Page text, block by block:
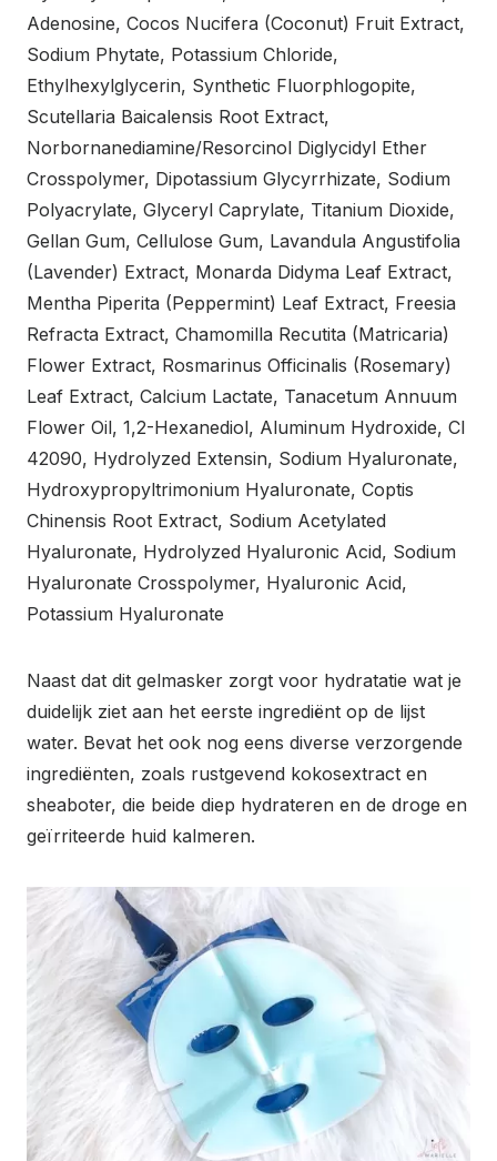
Adenosine, Cocos Nucifera (Coconut) Fruit Extract,
Sodium Phytate, Potassium Chloride,
Ethylhexylglycerin, Synthetic Fluorphlogopite,
Scutellaria Baicalensis Root Extract,
Norbornanediamine/Resorcinol Diglycidyl Ether
Crosspolymer, Dipotassium Glycyrrhizate, Sodium
Polyacrylate, Glyceryl Caprylate, Titanium Dioxide,
Gellan Gum, Cellulose Gum, Lavandula Angustifolia
(Lavender) Extract, Monarda Didyma Leaf Extract,
Mentha Piperita (Peppermint) Leaf Extract, Freesia
Refracta Extract, Chamomilla Recutita (Matricaria)
Flower Extract, Rosmarinus Officinalis (Rosemary)
Leaf Extract, Calcium Lactate, Tanacetum Annuum
Flower Oil, 1,2-Hexanediol, Aluminum Hydroxide, CI
42090, Hydrolyzed Extensin, Sodium Hyaluronate,
Hydroxypropyltrimonium Hyaluronate, Coptis
Chinensis Root Extract, Sodium Acetylated
Hyaluronate, Hydrolyzed Hyaluronic Acid, Sodium
Hyaluronate Crosspolymer, Hyaluronic Acid,
Potassium Hyaluronate
Naast dat dit gelmasker zorgt voor hydratatie wat je
duidelijk ziet aan het eerste ingrediënt op de lijst
water. Bevat het ook nog eens diverse verzorgende
ingrediënten, zoals rustgevend kokosextract en
sheaboter, die beide diep hydrateren en de droge en
geïrriteerde huid kalmeren.